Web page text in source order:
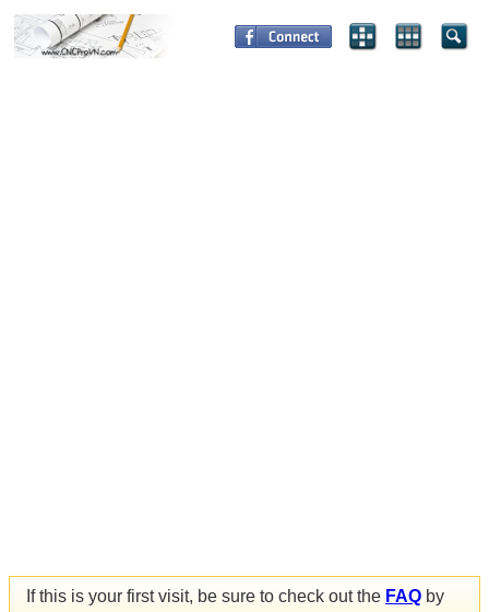
If this is your first visit, be sure to check out the FAQ by